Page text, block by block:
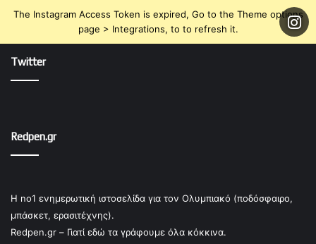
The Instagram Access Token is expired, Go to the Theme options
page > Integrations, to to refresh it.
Twitter
Redpen.gr
Η no1 ενημερωτική ιστοσελίδα για τον Ολυμπιακό (ποδόσφαιρο,
μπάσκετ, ερασιτέχνης).
Redpen.gr – Γιατί εδώ τα γράφουμε όλα κόκκινα.